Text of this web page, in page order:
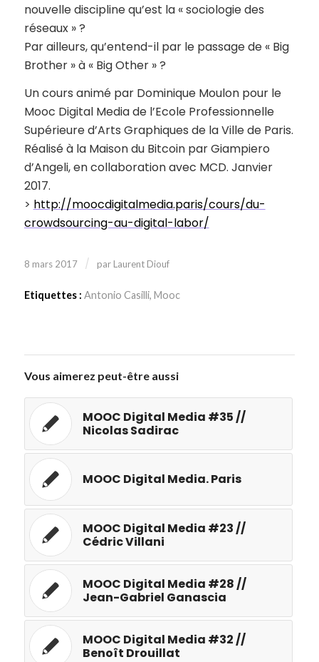
nouvelle discipline qu’est la « sociologie des
réseaux » ?
Par ailleurs, qu’entend-il par le passage de « Big
Brother » à « Big Other » ?
Un cours animé par Dominique Moulon pour le
Mooc Digital Media de l’Ecole Professionnelle
Supérieure d’Arts Graphiques de la Ville de Paris.
Réalisé à la Maison du Bitcoin par Giampiero
d’Angeli, en collaboration avec MCD. Janvier
2017.
> http://moocdigitalmedia.paris/cours/du-
crowdsourcing-au-digital-labor/
8 mars 2017 / par Laurent Diouf
Etiquettes : Antonio Casilli, Mooc
Vous aimerez peut-être aussi
MOOC Digital Media #35 //
Nicolas Sadirac
MOOC Digital Media. Paris
MOOC Digital Media #23 //
Cédric Villani
MOOC Digital Media #28 //
Jean-Gabriel Ganascia
MOOC Digital Media #32 //
Benoît Drouillat